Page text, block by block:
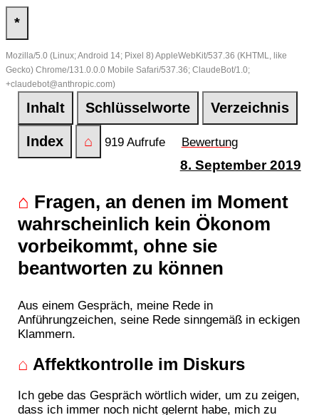
*
Mozilla/5.0 (Linux; Android 14; Pixel 8) AppleWebKit/537.36 (KHTML, like
Gecko) Chrome/131.0.0.0 Mobile Safari/537.36; ClaudeBot/1.0;
+claudebot@anthropic.com)
Inhalt Schlüsselworte Verzeichnis
Index ⌂ 919 Aufrufe Bewertung
8. September 2019
⌂ Fragen, an denen im Moment
wahrscheinlich kein Ökonom
vorbeikommt, ohne sie
beantworten zu können
Aus einem Gespräch, meine Rede in
Anführungzeichen, seine Rede sinngemäß in eckigen
Klammern.
⌂ Affektkontrolle im Diskurs
Ich gebe das Gespräch wörtlich wider, um zu zeigen,
dass ich immer noch nicht gelernt habe, mich zu